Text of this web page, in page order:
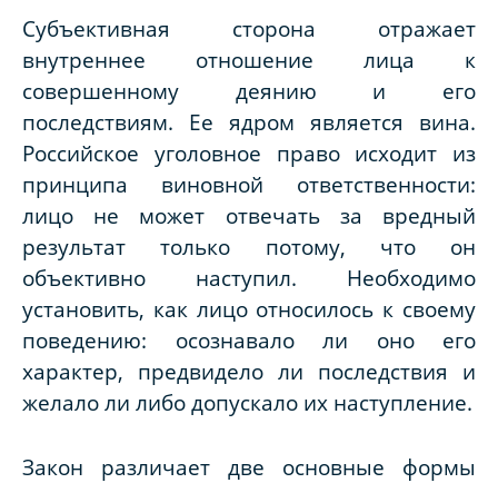
Субъективная сторона отражает
внутреннее отношение лица к
совершенному деянию и его
последствиям. Ее ядром является вина.
Российское уголовное право исходит из
принципа виновной ответственности:
лицо не может отвечать за вредный
результат только потому, что он
объективно наступил. Необходимо
установить, как лицо относилось к своему
поведению: осознавало ли оно его
характер, предвидело ли последствия и
желало ли либо допускало их наступление.
Закон различает две основные формы